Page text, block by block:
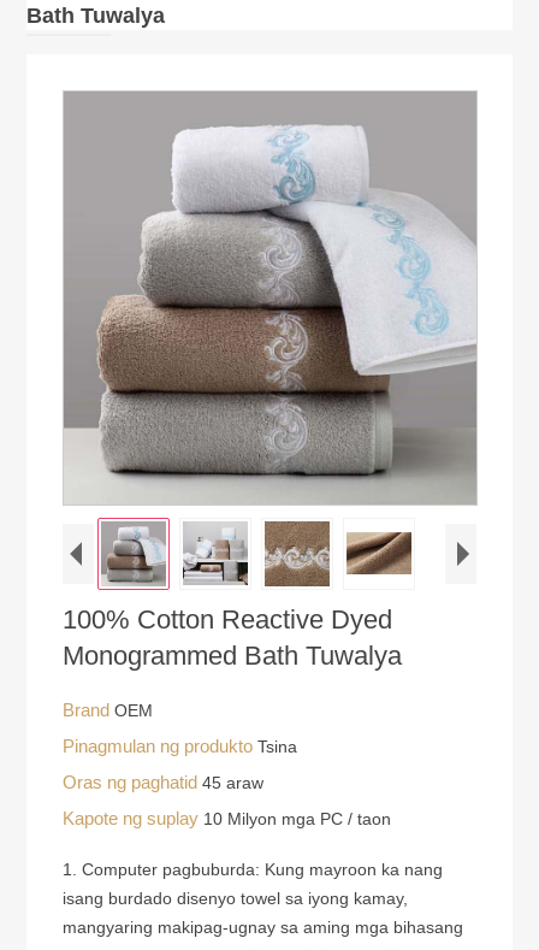
Bath Tuwalya
100% Cotton Reactive Dyed
Monogrammed Bath Tuwalya
BrandOEM
Pinagmulan ng produktoTsina
Oras ng paghatid45 araw
Kapote ng suplay 10 Milyon mga PC / taon
1. Computer pagbuburda: Kung mayroon ka nang
isang burdado disenyo towel sa iyong kamay,
mangyaring makipag-ugnay sa aming mga bihasang